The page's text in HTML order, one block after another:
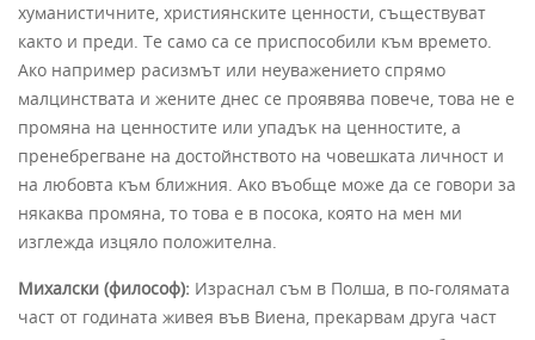
хуманистичните, християнските ценности, съществуват
както и преди. Те само са се приспособили към времето.
Ако например расизмът или неуважението спрямо
малцинствата и жените днес се проявява повече, това не е
промяна на ценностите или упадък на ценностите, а
пренебрегване на достойнството на човешката личност и
на любовта към ближния. Ако въобще може да се говори за
някаква промяна, то това е в посока, която на мен ми
изглежда изцяло положителна.
Михалски (философ): Израснал съм в Полша, в по-голямата
част от годината живея във Виена, прекарвам друга част